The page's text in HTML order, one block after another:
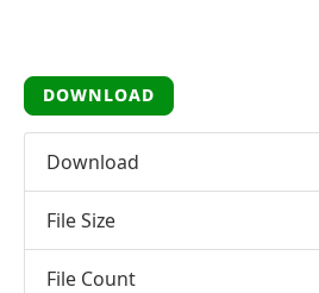
DOWNLOAD
Download
File Size
File Count